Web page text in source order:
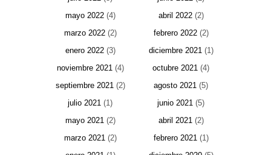
mayo 2022(4) abril 2022(2)
marzo 2022(2) febrero 2022(2)
enero 2022(3) diciembre 2021(1)
noviembre 2021(4) octubre 2021 (4)
septiembre 2021(2) agosto 2021 (5)
julio 2021 (1) junio 2021 (5)
mayo 2021(2) abril 2021(2)
marzo 2021(2) febrero 2021(1)